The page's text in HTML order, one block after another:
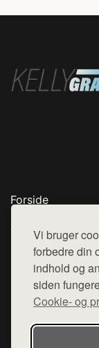
Vi bruger
forbedre din
indhold og
siden
Cookie- og
Forside
Top Rabatter
Blog
Kontakt
Denne side er en